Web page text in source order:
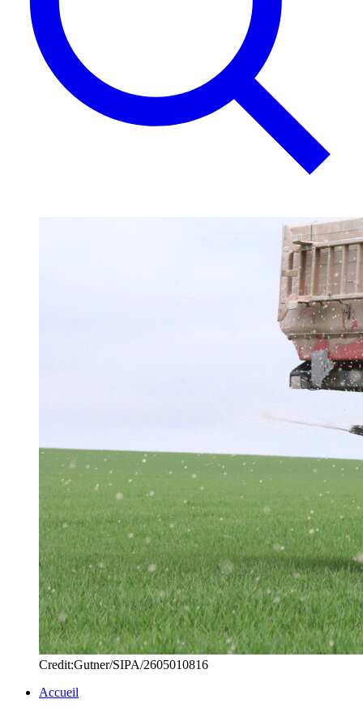
Credit:Gutner/SIPA/2605010816
Accueil